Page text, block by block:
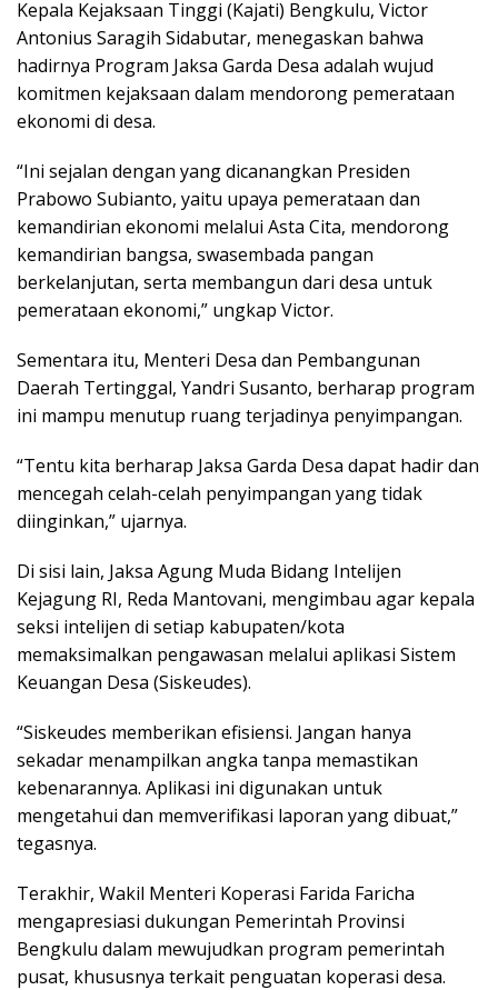
Kepala Kejaksaan Tinggi (Kajati) Bengkulu, Victor
Antonius Saragih Sidabutar, menegaskan bahwa
hadirnya Program Jaksa Garda Desa adalah wujud
komitmen kejaksaan dalam mendorong pemerataan
ekonomi di desa.
“Ini sejalan dengan yang dicanangkan Presiden
Prabowo Subianto, yaitu upaya pemerataan dan
kemandirian ekonomi melalui Asta Cita, mendorong
kemandirian bangsa, swasembada pangan
berkelanjutan, serta membangun dari desa untuk
pemerataan ekonomi,” ungkap Victor.
Sementara itu, Menteri Desa dan Pembangunan
Daerah Tertinggal, Yandri Susanto, berharap program
ini mampu menutup ruang terjadinya penyimpangan.
“Tentu kita berharap Jaksa Garda Desa dapat hadir dan
mencegah celah-celah penyimpangan yang tidak
diinginkan,” ujarnya.
Di sisi lain, Jaksa Agung Muda Bidang Intelijen
Kejagung RI, Reda Mantovani, mengimbau agar kepala
seksi intelijen di setiap kabupaten/kota
memaksimalkan pengawasan melalui aplikasi Sistem
Keuangan Desa (Siskeudes).
“Siskeudes memberikan efisiensi. Jangan hanya
sekadar menampilkan angka tanpa memastikan
kebenarannya. Aplikasi ini digunakan untuk
mengetahui dan memverifikasi laporan yang dibuat,”
tegasnya.
Terakhir, Wakil Menteri Koperasi Farida Faricha
mengapresiasi dukungan Pemerintah Provinsi
Bengkulu dalam mewujudkan program pemerintah
pusat, khususnya terkait penguatan koperasi desa.